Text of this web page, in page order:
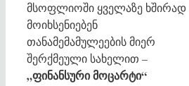
მსოფლიოში ყველაზე ხშირად
მოიხსენიებენ
თანამემამულეების მიერ
შერქმეული სახელით –
„ფინანსური მოცარტი“